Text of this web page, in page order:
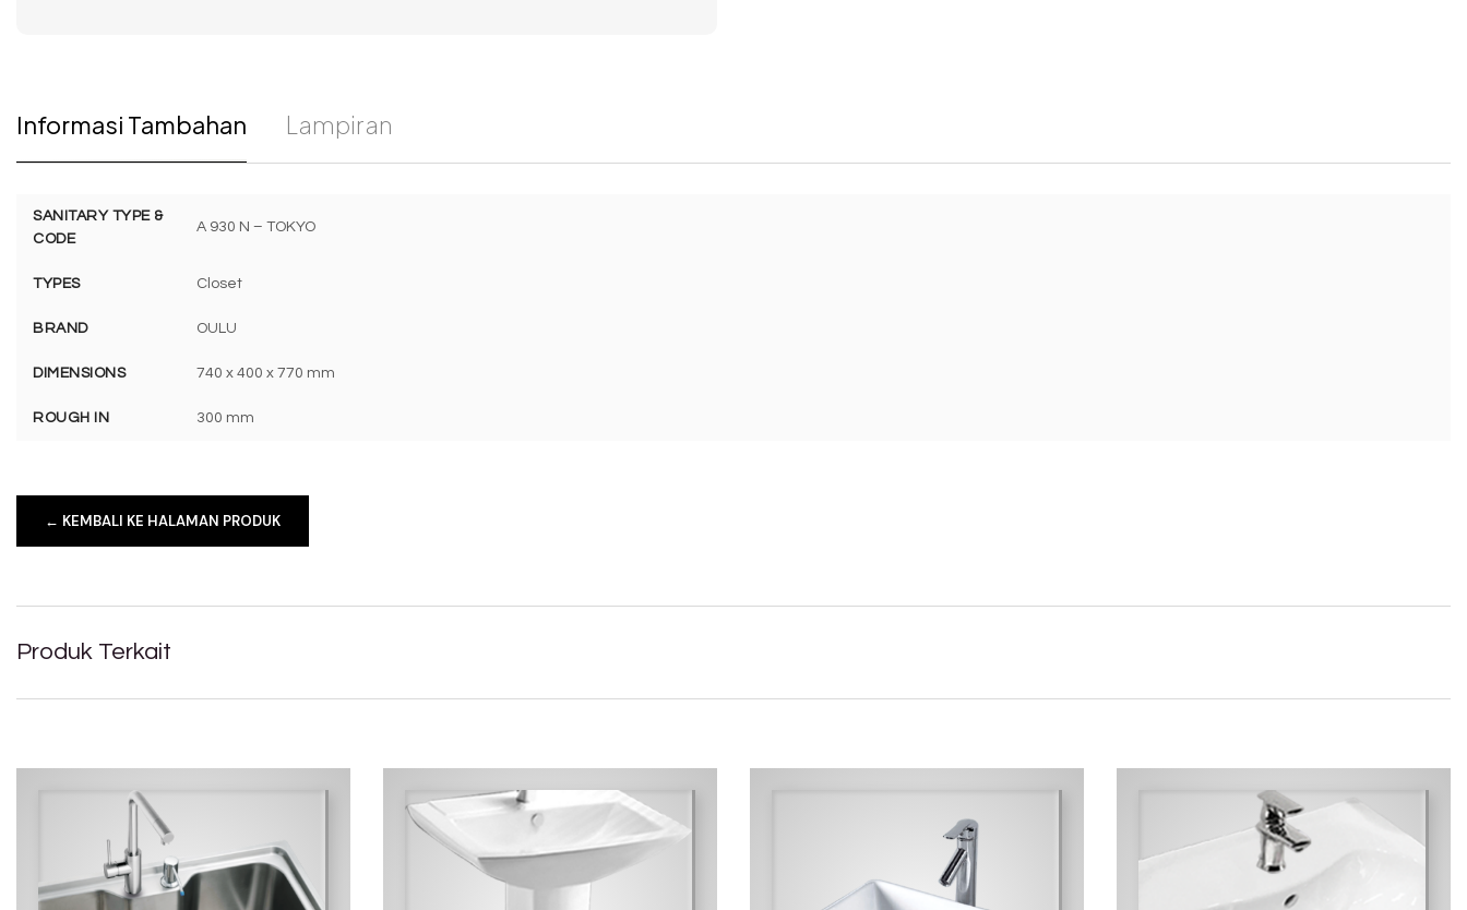
Informasi Tambahan Lampiran
SANITARY TYPE &
CODE
A 930 N – TOKYO
TYPES Closet
BRAND OULU
DIMENSIONS 740 x 400 x 770 mm
ROUGH IN 300 mm
← KEMBALI KE HALAMAN PRODUK
Produk Terkait